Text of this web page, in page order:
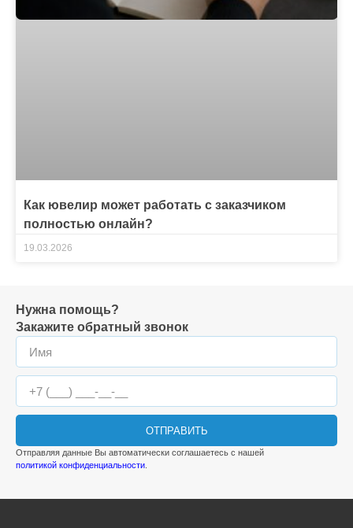
Как ювелир может работать с заказчиком
полностью онлайн?
19.03.2026
Нужна помощь?
Закажите обратный звонок
ОТПРАВИТЬ
Отправляя данные Вы автоматически соглашаетесь с нашей
политикой конфиденциальности